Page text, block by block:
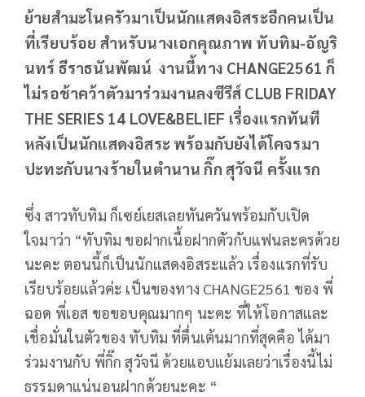
ย้ายสํามะโนครัวมาเป็นนักแสดงอิสระอีกคนเป็น
ที่เรียบร้อย สำหรับนางเอกคุณภาพ ทับทิม-อัญริ
นทร์ ธีราธนันพัฒน์ งานนี้ทาง CHANGE2561 ก็
ไม่รอช้าคว้าตัวมาร่วมงานลงซีรีส์ CLUB FRIDAY
THE SERIES 14 LOVE&BELIEF เรื่องแรกทันที
หลังเป็นนักแสดงอิสระ พร้อมกับยังได้โคจรมา
ปะทะกับนางร้ายในตำนาน กิ๊ก สุวัจนี ครั้งแรก
ซึ่ง สาวทับทิม ก็เซย์เยสเลยทันควันพร้อมกับเปิด
ใจมาว่า “ทับทิม ขอฝากเนื้อฝากตัวกับแฟนละครด้วย
นะคะ ตอนนี้ก็เป็นนักแสดงอิสระแล้ว เรื่องแรกที่รับ
เรียบร้อยแล้วค่ะ เป็นของทาง CHANGE2561 ของ พี่
ฉอด พี่เอส ขอขอบคุณมากๆ นะคะ ที่ให้โอกาสและ
เชื่อมั่นในตัวของ ทับทิม ที่ตื่นเต้นมากที่สุดคือ ได้มา
ร่วมงานกับ พี่กิ๊ก สุวัจนี ด้วยแอบแย้มเลยว่าเรื่องนี้ไม่
ธรรมดาแน่นอนฝากด้วยนะคะ “